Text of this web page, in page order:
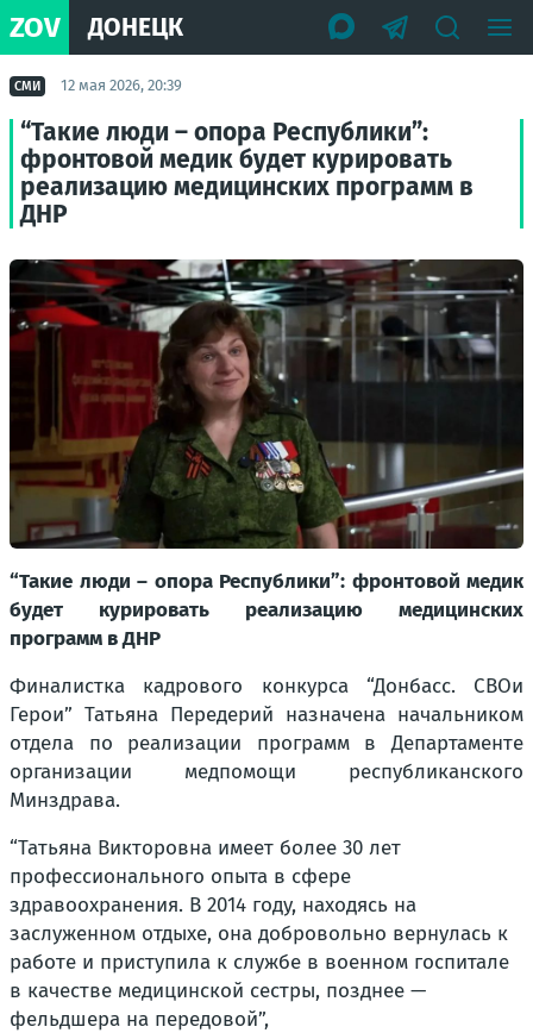
ZOV ДОНЕЦК
СМИ 12 мая 2026, 20:39
“Такие люди – опора Республики”:
фронтовой медик будет курировать
реализацию медицинских программ в
ДНР
“Такие люди – опора Республики”: фронтовой медик
будет курировать реализацию медицинских
программ в ДНР
Финалистка кадрового конкурса “Донбасс. СВОи
Герои” Татьяна Передерий назначена начальником
отдела по реализации программ в Департаменте
организации медпомощи республиканского
Минздрава.
“Татьяна Викторовна имеет более 30 лет
профессионального опыта в сфере
здравоохранения. В 2014 году, находясь на
заслуженном отдыхе, она добровольно вернулась к
работе и приступила к службе в военном госпитале
в качестве медицинской сестры, позднее —
фельдшера на передовой”,